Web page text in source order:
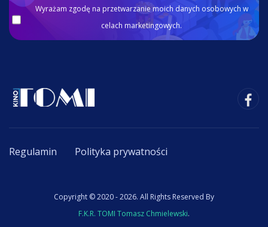
Wyrażam zgodę na przetwarzanie moich danych osobowych w
celach marketingowych.
Regulamin Polityka prywatności
Copyright © 2020 - 2026. All Rights Reserved By
F.K.R. TOMI Tomasz Chmielewski.